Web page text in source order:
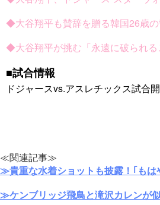
◆大谷翔平も賛辞を贈る韓国26歳
◆大谷翔平が挑む「永遠に破られ
■試合情報
ドジャースvs.アスレチックス試合
≪関連記事≫
≫貴重な水着ショットも披露！｢もは
≫ケンブリッジ飛鳥と滝沢カレンが